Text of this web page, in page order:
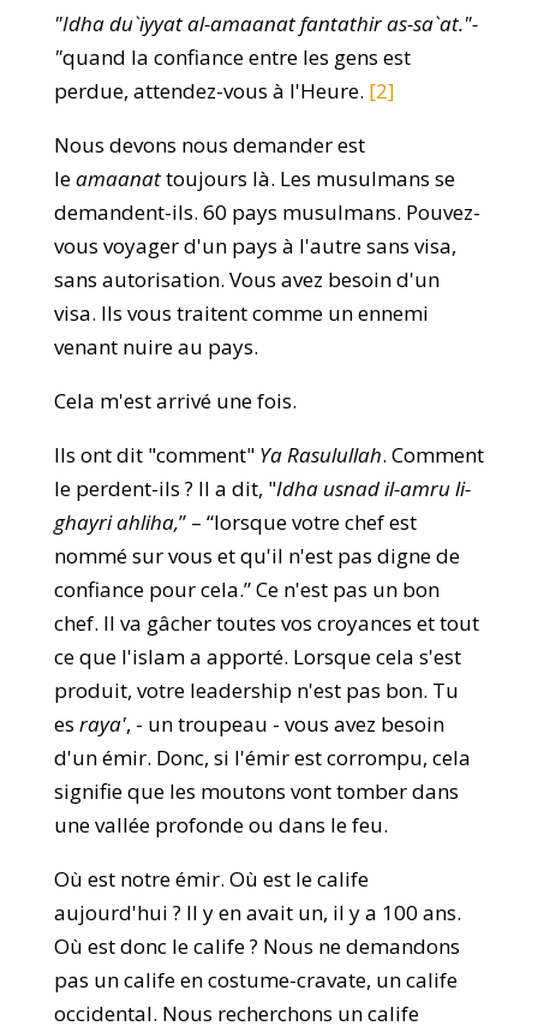
"Idha du`iyyat al-amaanat fantathir as-sa`at."-
"quand la confiance entre les gens est
perdue, attendez-vous à l'Heure. [2]
Nous devons nous demander est
leamaanattoujours là. Les musulmans se
demandent-ils. 60 pays musulmans. Pouvez-
vous voyager d'un pays à l'autre sans visa,
sans autorisation. Vous avez besoin d'un
visa. Ils vous traitent comme un ennemi
venant nuire au pays.
Cela m'est arrivé une fois.
Ils ont dit "comment" Ya Rasulullah. Comment
le perdent-ils ? Il a dit, "Idha usnad il-amru li-
ghayri ahliha,” – “lorsque votre chef est
nommé sur vous et qu'il n'est pas digne de
confiance pour cela.” Ce n'est pas un bon
chef. Il va gâcher toutes vos croyances et tout
ce que l'islam a apporté. Lorsque cela s'est
produit, votre leadership n'est pas bon. Tu
es raya', - un troupeau - vous avez besoin
d'un émir. Donc, si l'émir est corrompu, cela
signifie que les moutons vont tomber dans
une vallée profonde ou dans le feu.
Où est notre émir. Où est le calife
aujourd'hui ? Il y en avait un, il y a 100 ans.
Où est donc le calife ? Nous ne demandons
pas un calife en costume-cravate, un calife
occidental. Nous recherchons un calife